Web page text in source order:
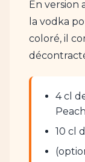
En version
la vodka
coloré, il
4 cl
10 cl